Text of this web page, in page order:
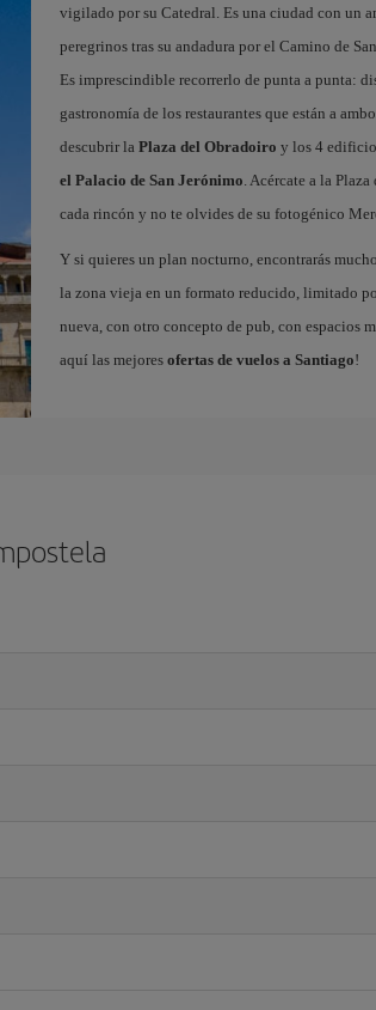
vigilado por su Catedral. Es una ciudad con un
peregrinos tras su andadura por el Camino de
Es imprescindible recorrerlo de punta a punta:
gastronomía de los restaurantes que están a
descubrir la Plaza del Obradoiro y los 4
el Palacio de San Jerónimo. Acércate a la
cada rincón y no te olvides de su fotogénico
Y si quieres un plan nocturno, encontrarás
la zona vieja en un formato reducido, limitado
nueva, con otro concepto de pub, con espacios
aquí las mejores ofertas de vuelos a Santiago!